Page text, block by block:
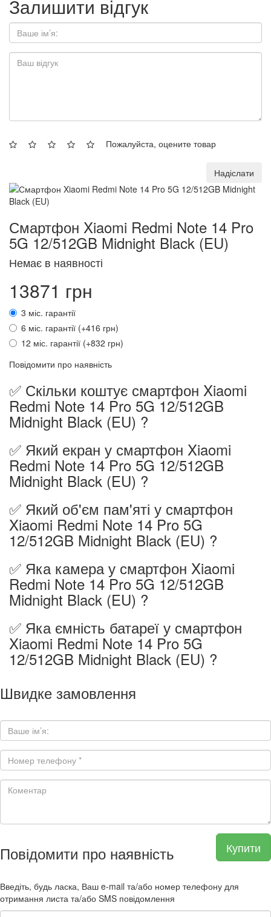
Залишити відгук
Пожалуйста, оцените товар
Надіслати
Смартфон Xiaomi Redmi Note 14 Pro
5G 12/512GB Midnight Black (EU)
Немає в наявності
13871 грн
3 міс. гарантії
6 міс. гарантії (+416 грн)
12 міс. гарантії (+832 грн)
Повідомити про наявність
✅ Скільки коштує смартфон Xiaomi
Redmi Note 14 Pro 5G 12/512GB
Midnight Black (EU) ?
✅ Який екран у смартфон Xiaomi
Redmi Note 14 Pro 5G 12/512GB
Midnight Black (EU) ?
✅ Який об'єм пам'яті у смартфон
Xiaomi Redmi Note 14 Pro 5G
12/512GB Midnight Black (EU) ?
✅ Яка камера у смартфон Xiaomi
Redmi Note 14 Pro 5G 12/512GB
Midnight Black (EU) ?
✅ Яка ємність батареї у смартфон
Xiaomi Redmi Note 14 Pro 5G
12/512GB Midnight Black (EU) ?
Швидке замовлення
Купити
Повідомити про наявність
Введіть, будь ласка, Ваш e-mail та/або номер телефону для
отримання листа та/або SMS повідомлення